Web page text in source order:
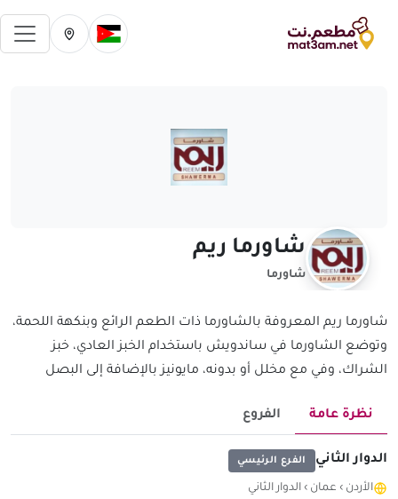
تغيير الدولة الحالية
تغيير المدينة
شاورما ريم
شاورما
شاورما ريم المعروفة بالشاورما ذات الطعم الرائع وبنكهة اللحمة،
وتوضع الشاورما في ساندويش باستخدام الخبز العادي، خبز
الشراك، وفي مع مخلل أو بدونه، مايونيز بالإضافة إلى البصل
نظرة عامة الفروع
الدوار الثاني الفرع الرئيسي
الأردن › عمان › الدوار الثاني